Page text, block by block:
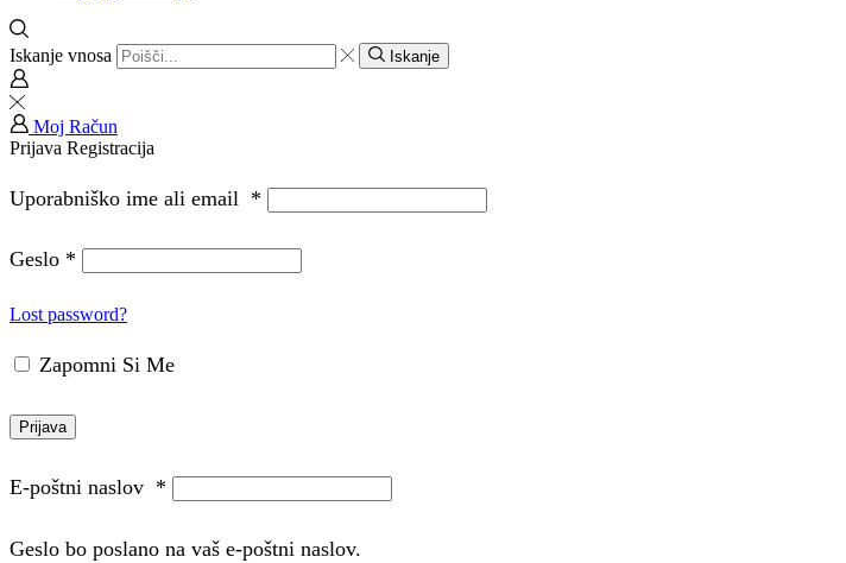
Iskanje vnosa Iskanje
Moj Račun
Prijava Registracija
Uporabniško ime ali email *
Geslo *
Lost password?
Zapomni Si Me
Prijava
E-poštni naslov *
Geslo bo poslano na vaš e-poštni naslov.